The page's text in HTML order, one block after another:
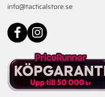
info@tacticalstore.se